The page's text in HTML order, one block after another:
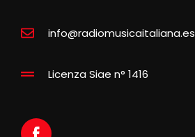
info@radiomusicaitaliana.es
Licenza Siae n° 1416